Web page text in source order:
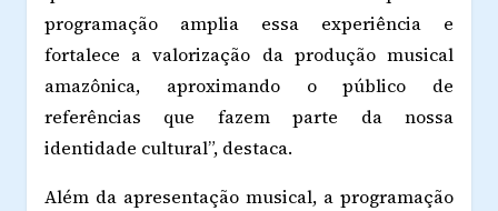
programação amplia essa experiência e
fortalece a valorização da produção musical
amazônica, aproximando o público de
referências que fazem parte da nossa
identidade cultural”, destaca.
Além da apresentação musical, a programação